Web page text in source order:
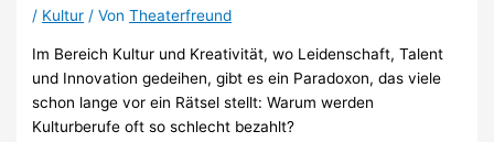
/ Kultur / VonTheaterfreund
Im Bereich Kultur und Kreativität, wo Leidenschaft, Talent
und Innovation gedeihen, gibt es ein Paradoxon, das viele
schon lange vor ein Rätsel stellt: Warum werden
Kulturberufe oft so schlecht bezahlt?